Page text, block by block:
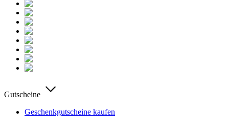
Gutscheine
Geschenkgutscheine kaufen